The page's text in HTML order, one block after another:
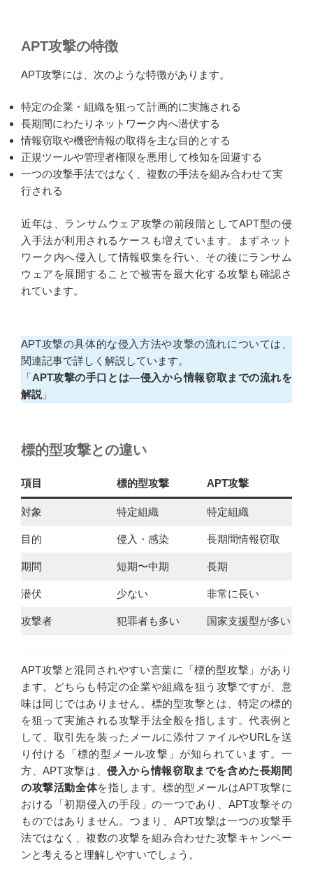
APT攻撃の特徴
APT攻撃には、次のような特徴があります。
特定の企業・組織を狙って計画的に実施される
長期間にわたりネットワーク内へ潜伏する
情報窃取や機密情報の取得を主な目的とする
正規ツールや管理者権限を悪用して検知を回避する
一つの攻撃手法ではなく、複数の手法を組み合わせて実
行される
近年は、ランサムウェア攻撃の前段階としてAPT型の侵
入手法が利用されるケースも増えています。まずネット
ワーク内へ侵入して情報収集を行い、その後にランサム
ウェアを展開することで被害を最大化する攻撃も確認さ
れています。
APT攻撃の具体的な侵入方法や攻撃の流れについては、
関連記事で詳しく解説しています。
「APT攻撃の手口とは―侵入から情報窃取までの流れを
解説 」
標的型攻撃との違い
項目 標的型攻撃 APT攻撃
対象 特定組織 特定組織
目的 侵入・感染 長期間情報窃取
期間 短期〜中期 長期
潜伏 少ない 非常に長い
攻撃者 犯罪者も多い 国家支援型が多い
APT攻撃と混同されやすい言葉に「標的型攻撃」があり
ます。どちらも特定の企業や組織を狙う攻撃ですが、意
味は同じではありません。標的型攻撃とは、特定の標的
を狙って実施される攻撃手法全般を指します。代表例と
して、取引先を装ったメールに添付ファイルやURLを送
り付ける「標的型メール攻撃」が知られています。一
方、APT攻撃は、侵入から情報窃取までを含めた長期間
の攻撃活動全体を指します。標的型メールはAPT攻撃に
おける「初期侵入の手段」の一つであり、APT攻撃その
ものではありません。つまり、APT攻撃は一つの攻撃手
法ではなく、複数の攻撃を組み合わせた攻撃キャンペー
ンと考えると理解しやすいでしょう。